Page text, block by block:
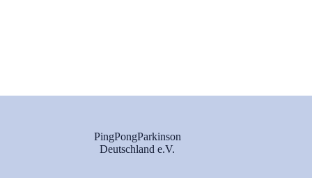
PingPongParkinson
Deutschland e.V.